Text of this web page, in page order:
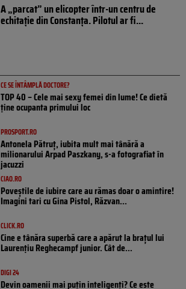
A „parcat” un elicopter într-un centru de
echitație din Constanța. Pilotul ar fi...
CE SE ÎNTÂMPLĂ DOCTORE?
TOP 40 – Cele mai sexy femei din lume! Ce dietă
ține ocupanta primului loc
PROSPORT.RO
Antonela Pătruț, iubita mult mai tânără a
milionarului Arpad Paszkany, s-a fotografiat în
jacuzzi
CIAO.RO
Poveştile de iubire care au rămas doar o amintire!
Imagini tari cu Gina Pistol, Răzvan...
CLICK.RO
Cine e tânăra superbă care a apărut la brațul lui
Laurențiu Reghecampf junior. Cât de...
DIGI 24
Devin oamenii mai puțin inteligenți? Ce este